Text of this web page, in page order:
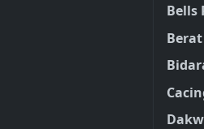
Bells